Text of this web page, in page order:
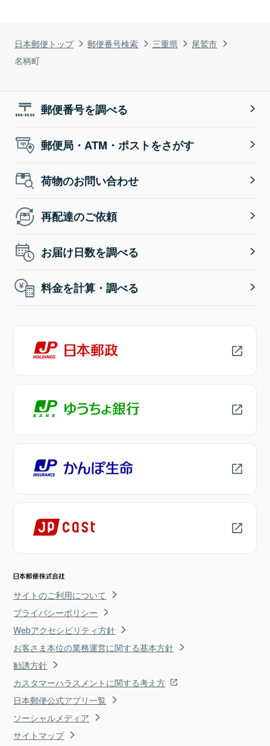
日本郵便トップ 郵便番号検索 三重県
尾鷲市
名柄町
郵便番号を調べる
郵便局・ATM・ポストをさがす
荷物のお問い合わせ
再配達のご依頼
お届け日数を調べる
料金を計算・調べる
サイトのご利用について
プライバシーポリシー
Webアクセシビリティ方針
お客さま本位の業務運営に関する基本方針
勧誘方針
カスタマーハラスメントに関する考え方
日本郵便公式アプリ一覧
ソーシャルメディア
サイトマップ